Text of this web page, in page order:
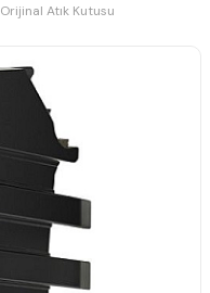
Orijinal Atık Kutusu